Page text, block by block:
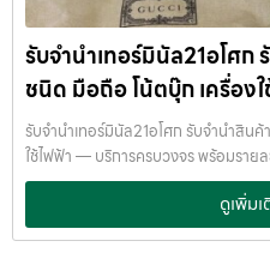
สเปกแรง ราคาคุ้ม มือถือ Xiaomi ได้รั
ตลาดมือสองเริ่มแข็งแรงขึ้น รุ่นที่แนะน
Pro Redmi Note 13 Pro+ แม้ราคาจะ
รับจำนำโทรศัพท์ Xiaomi ได้ในราคาที่คุ้
ระยะสั้นค่ะ OPPO รุ่นที่ร้านรับจำนำส
และมีฐานลูกค้าค่อนข้างกว้าง รุ่นที่รับจ
Pro OPPO Reno 11 Pro เหมาะสำห
พาะรุ่นท็อปหรือรุ่นที่สภาพดีครบกล่อง
กลุ่มนี้เป็นสายเฉพาะทาง แต่ยังสามาร
รับจำนำเทอร์มินัล21อโศก
ชนิด มือถือ โน้ตบุ๊ก เครื่อง
รับจำนำเทอร์มินัล21อโศก รับจำนำสิน
ใช้ไฟฟ้า — บริการครบวงจร พร้อมราย
ไอทีทุกชนิด พร้อมให้บริการในเขต ลา
รามอินทรา บางนา ด้วยมาตรฐาน รวดเ
อร์มินัล21อโศก — รับจำนำสินค้าไอทีทุ
ดูเพิ่ม